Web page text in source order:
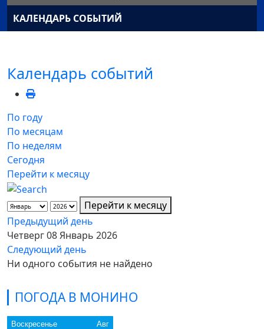
КАЛЕНДАРЬ СОБЫТИЙ
ПОГОДА В МОНИНО
Воскресенье Авг
Календарь событий
По году
По месяцам
По неделям
Сегодня
Перейти к месяцу
Перейти к месяцу
Предыдущий день
Четверг 08 Январь 2026
Следующий день
Ни одного события не найдено